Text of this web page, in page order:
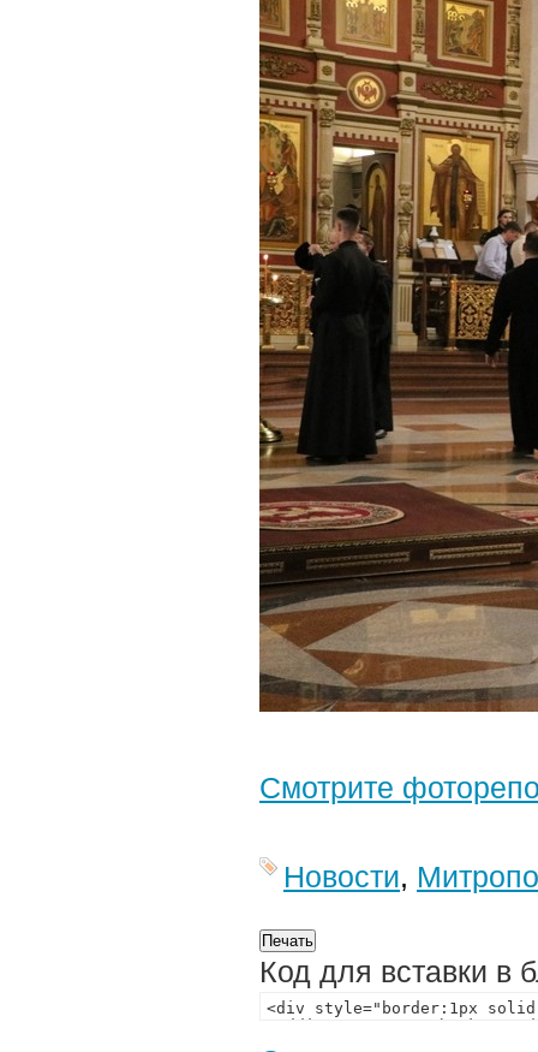
Смотрите
Новости,
Код для вставки в